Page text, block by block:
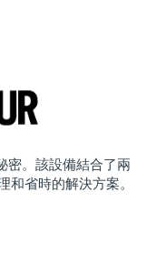
密。該設備結合了兩
省時的解決方案。